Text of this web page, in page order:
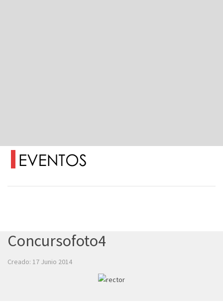
Concursofoto4
Creado: 17 Junio 2014